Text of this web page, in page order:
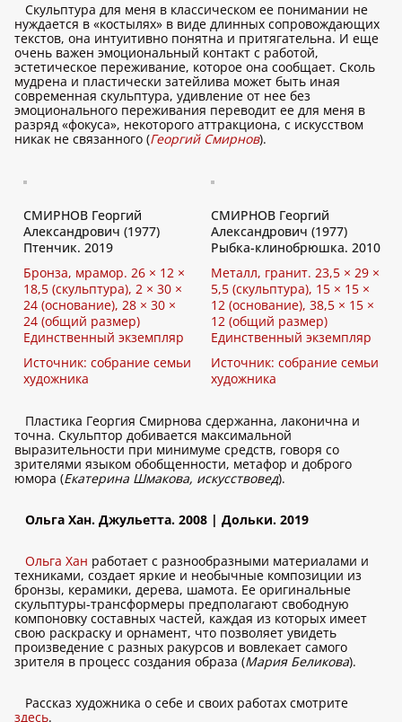
Скульптура для меня в классическом ее понимании не
нуждается в «костылях» в виде длинных сопровождающих
текстов, она интуитивно понятна и притягательна. И еще
очень важен эмоциональный контакт с работой,
эстетическое переживание, которое она сообщает. Сколь
мудрена и пластически затейлива может быть иная
современная скульптура, удивление от нее без
эмоционального переживания переводит ее для меня в
разряд «фокуса», некоторого аттракциона, с искусством
никак не связанного (Георгий Смирнов).
СМИРНОВ Георгий
Александрович (1977)
Птенчик. 2019
Бронза, мрамор. 26 × 12 ×
18,5 (скульптура), 2 × 30 ×
24 (основание), 28 × 30 ×
24 (общий размер)
Единственный экземпляр
Источник: собрание семьи
художника
СМИРНОВ Георгий
Александрович (1977)
Рыбка-клинобрюшка. 2010
Металл, гранит. 23,5 × 29 ×
5,5 (скульптура), 15 × 15 ×
12 (основание), 38,5 × 15 ×
12 (общий размер)
Единственный экземпляр
Источник: собрание семьи
художника
Пластика Георгия Смирнова сдержанна, лаконична и
точна. Скульптор добивается максимальной
выразительности при минимуме средств, говоря со
зрителями языком обобщенности, метафор и доброго
юмора (Екатерина Шмакова, искусствовед).
Ольга Хан. Джульетта. 2008 | Дольки. 2019
Ольга Хан работает с разнообразными материалами и
техниками, создает яркие и необычные композиции из
бронзы, керамики, дерева, шамота. Ее оригинальные
скульптуры-трансформеры предполагают свободную
компоновку составных частей, каждая из которых имеет
свою раскраску и орнамент, что позволяет увидеть
произведение с разных ракурсов и вовлекает самого
зрителя в процесс создания образа (Мария Беликова).
Рассказ художника о себе и своих работах смотрите
здесь.